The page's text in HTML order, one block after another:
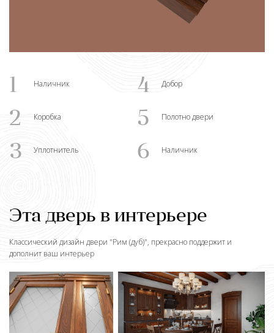
1 Наличник 4 Добор
2 Коробка 5 Полотно двери
3 Уплотнитель 6 Наличник
Эта дверь в интерьере
Классический дизайн двери "Рим (дуб)", прекрасно поддержит и
дополнит ваш интерьер